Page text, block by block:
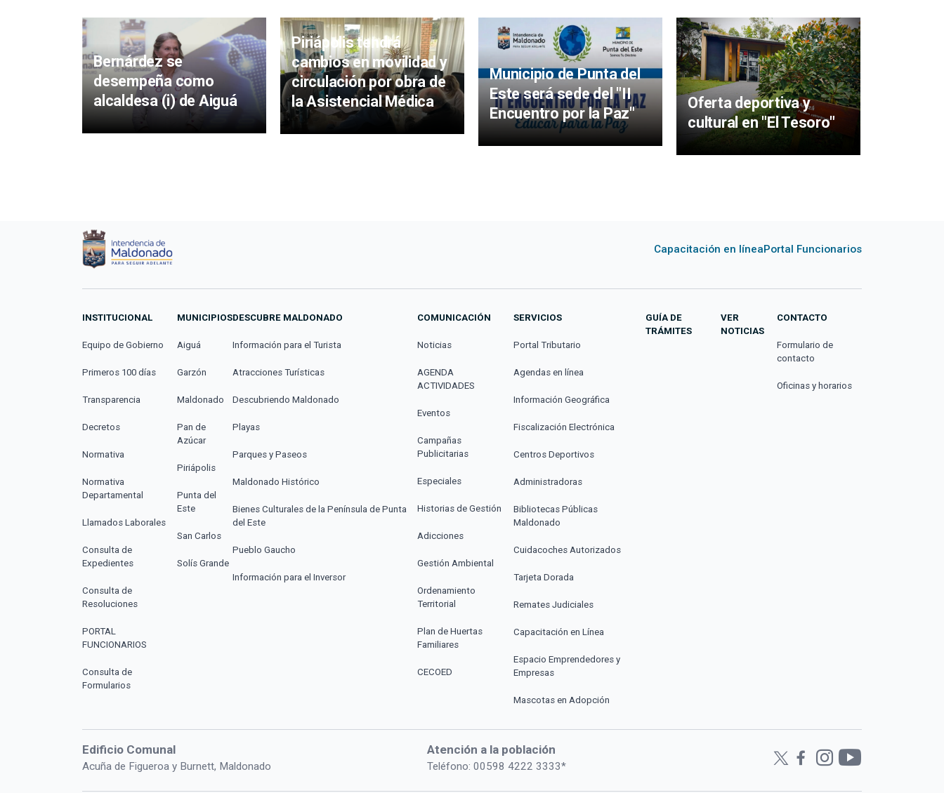
Bernárdez se
desempeña como
alcaldesa (i) de Aiguá
Piriápolis tendrá
cambios en movilidad y
circulación por obra de
la Asistencial Médica
Municipio de Punta del
Este será sede del "II
Encuentro por la Paz"
Oferta deportiva y
cultural en "El Tesoro"
Capacitación en líneaPortal Funcionarios
INSTITUCIONAL
Equipo de Gobierno
Primeros 100 días
Transparencia
Decretos
Normativa
Normativa
Departamental
Llamados Laborales
Consulta de
Expedientes
Consulta de
Resoluciones
PORTAL
FUNCIONARIOS
Consulta de
Formularios
MUNICIPIOS
Aiguá
Garzón
Maldonado
Pan de
Azúcar
Piriápolis
Punta del
Este
San Carlos
Solís Grande
DESCUBRE MALDONADO
Información para el Turista
Atracciones Turísticas
Descubriendo Maldonado
Playas
Parques y Paseos
Maldonado Histórico
Bienes Culturales de la Península de Punta
del Este
Pueblo Gaucho
Información para el Inversor
COMUNICACIÓN
Noticias
AGENDA
ACTIVIDADES
Eventos
Campañas
Publicitarias
Especiales
Historias de Gestión
Adicciones
Gestión Ambiental
Ordenamiento
Territorial
Plan de Huertas
Familiares
CECOED
SERVICIOS
Portal Tributario
Agendas en línea
Información Geográfica
Fiscalización Electrónica
Centros Deportivos
Administradoras
Bibliotecas Públicas
Maldonado
Cuidacoches Autorizados
Tarjeta Dorada
Remates Judiciales
Capacitación en Línea
Espacio Emprendedores y
Empresas
Mascotas en Adopción
GUÍA DE
TRÁMITES
VER
NOTICIAS
CONTACTO
Formulario de
contacto
Oficinas y horarios
Edificio Comunal
Acuña de Figueroa y Burnett, Maldonado
Atención a la población
Teléfono: 00598 4222 3333*